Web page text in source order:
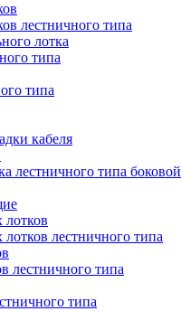
лестничного типа
лотка
типа
типа
кабеля
лестничного типа боковой
лотков
лестничного типа
лестничного типа
типа